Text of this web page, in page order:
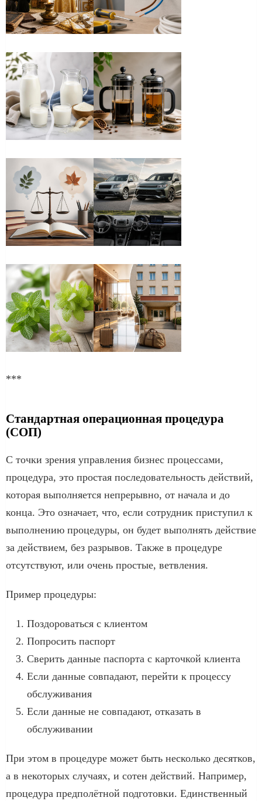
***
Стандартная операционная процедура
(СОП)
С точки зрения управления бизнес процессами,
процедура, это простая последовательность действий,
которая выполняется непрерывно, от начала и до
конца. Это означает, что, если сотрудник приступил к
выполнению процедуры, он будет выполнять действие
за действием, без разрывов. Также в процедуре
отсутствуют, или очень простые, ветвления.
Пример процедуры:
Поздороваться с клиентом
Попросить паспорт
Сверить данные паспорта с карточкой клиента
Если данные совпадают, перейти к процессу
обслуживания
Если данные не совпадают, отказать в
обслуживании
При этом в процедуре может быть несколько десятков,
а в некоторых случаях, и сотен действий. Например,
процедура предполётной подготовки. Единственный